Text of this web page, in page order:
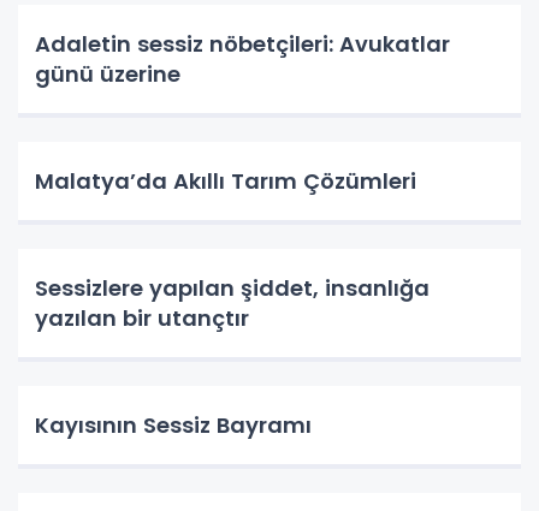
Adaletin sessiz nöbetçileri: Avukatlar
günü üzerine
Malatya’da Akıllı Tarım Çözümleri
Sessizlere yapılan şiddet, insanlığa
yazılan bir utançtır
Kayısının Sessiz Bayramı